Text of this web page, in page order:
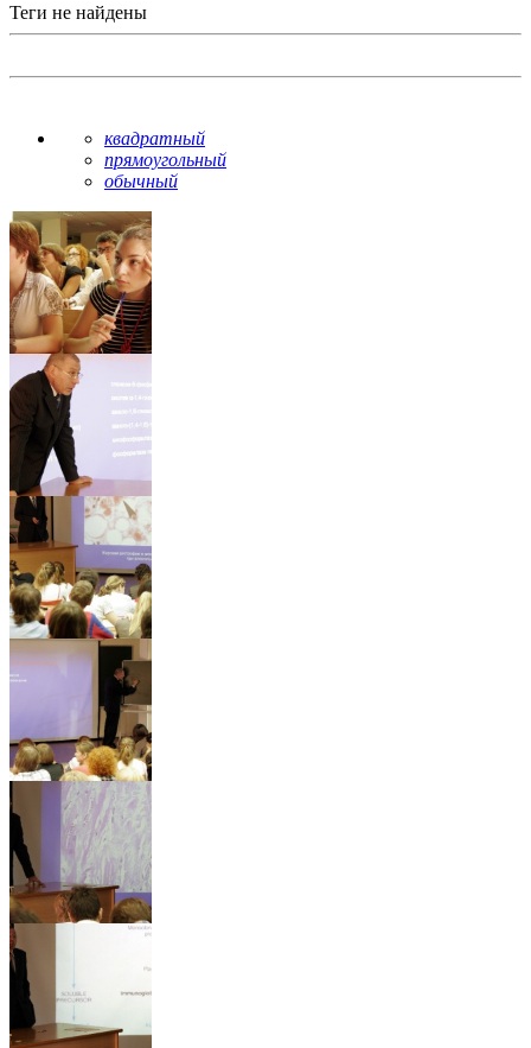
Теги не найдены
квадратный
прямоугольный
обычный